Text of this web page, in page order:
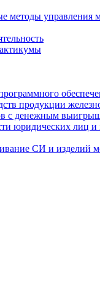
методы
продукции
с денежным
юридических лиц и
СИ и изделий